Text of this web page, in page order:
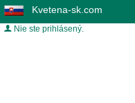
Kvetena-sk.com
Nie ste prihlásený.